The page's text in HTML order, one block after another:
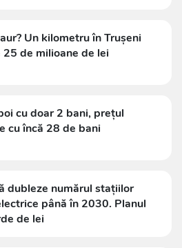
Un kilometru în Trușeni
de milioane de lei
cu doar 2 bani, prețul
cu încă 28 de bani
dubleze numărul stațiilor
până în 2030. Planul
de lei